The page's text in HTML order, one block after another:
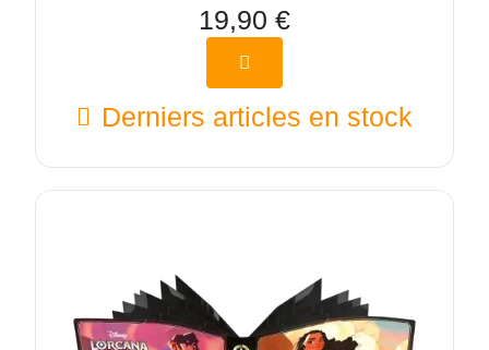
19,90 €
Derniers articles en stock